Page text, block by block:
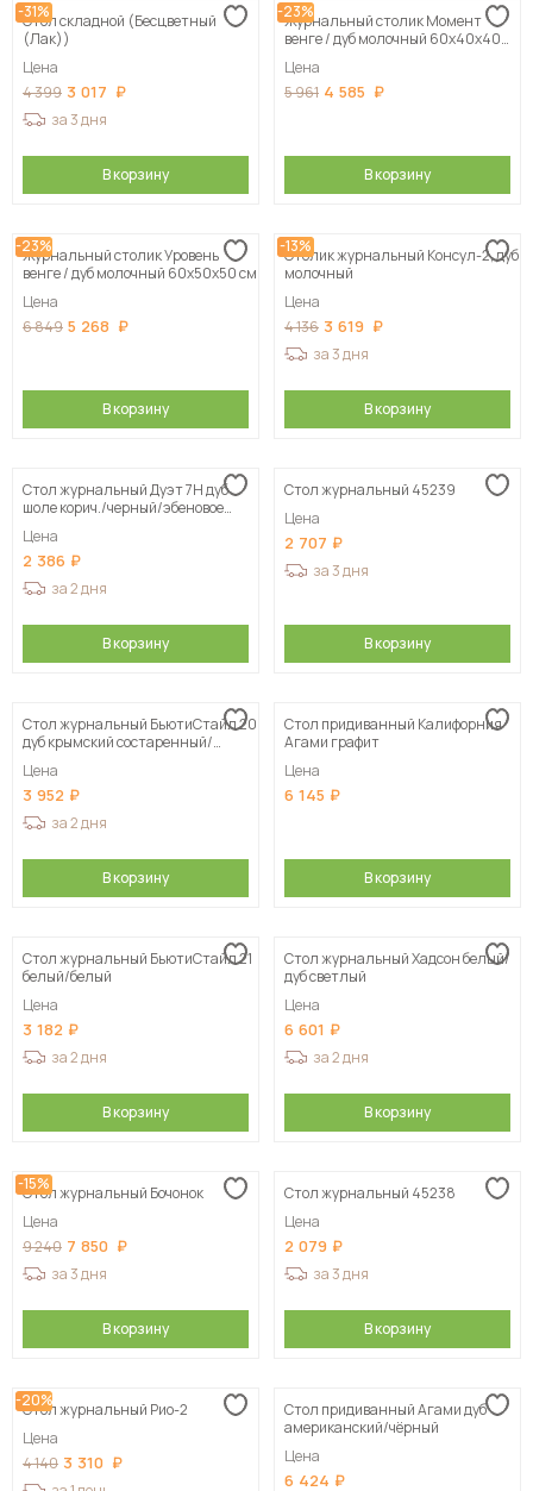
-31%
Стол складной (Бесцветный
(Лак))
Цена
4 399 3 017
за 3 дня
В корзину
-23%
Журнальный столик Момент
венге / дуб молочный 60х40х40
Цена
5 961 4 585
В корзину
-23%
Журнальный столик Уровень
венге / дуб молочный 60х50х50 см
Цена
6 849 5 268
В корзину
-13%
Столик журнальный Консул-2, дуб
молочный
Цена
4 136 3 619
за 3 дня
В корзину
Стол журнальный Дуэт 7Н дуб
шоле корич./черный/эбеновое
Цена
2 386
за 2 дня
В корзину
Стол журнальный 45239
Цена
2 707
за 3 дня
В корзину
Стол журнальный БьютиСтайл 20
дуб крымский состаренный/
Цена
3 952
за 2 дня
В корзину
Стол придиванный Калифорния
Агами графит
Цена
6 145
В корзину
Стол журнальный БьютиСтайл 21
белый/белый
Цена
3 182
за 2 дня
В корзину
Стол журнальный Хадсон белый/
дуб светлый
Цена
6 601
за 2 дня
В корзину
-15%
Стол журнальный Бочонок
Цена
9 240 7 850
за 3 дня
В корзину
Стол журнальный 45238
Цена
2 079
за 3 дня
В корзину
-20%
Стол журнальный Рио-2
Цена
4 140 3 310
Стол придиванный Агами дуб
американский/чёрный
Цена
6 424